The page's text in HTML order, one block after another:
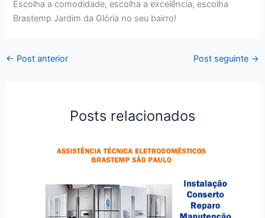
Escolha a comodidade, escolha a excelência, escolha
Brastemp Jardim da Glória no seu bairro!
← Post anterior Post seguinte →
Posts relacionados